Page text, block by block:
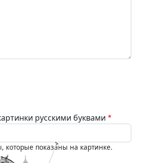
русскими буквами
которые показаны на картинке.